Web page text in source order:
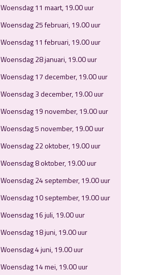
Woensdag 11 maart, 19.00 uur
Woensdag 25 februari, 19.00 uur
Woensdag 11 februari, 19.00 uur
Woensdag 28 januari, 19.00 uur
Woensdag 17 december, 19.00 uur
Woensdag 3 december, 19.00 uur
Woensdag 19 november, 19.00 uur
Woensdag 5 november, 19.00 uur
Woensdag 22 oktober, 19.00 uur
Woensdag 8 oktober, 19.00 uur
Woensdag 24 september, 19.00 uur
Woensdag 10 september, 19.00 uur
Woensdag 16 juli, 19.00 uur
Woensdag 18 juni, 19.00 uur
Woensdag 4 juni, 19.00 uur
Woensdag 14 mei, 19.00 uur